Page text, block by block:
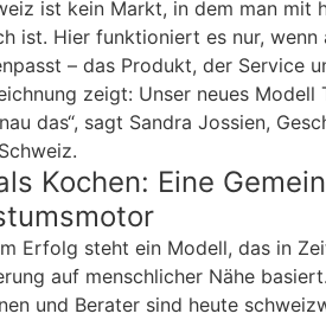
ist kein Markt, in dem man mit
ist. Hier funktioniert es nur, wenn
– das Produkt, der Service
zeigt: Unser neues Modell
das“, sagt Sandra Jossien,
Kochen: Eine
Erfolg steht ein Modell, das in
auf menschlicher Nähe
und Berater sind heute